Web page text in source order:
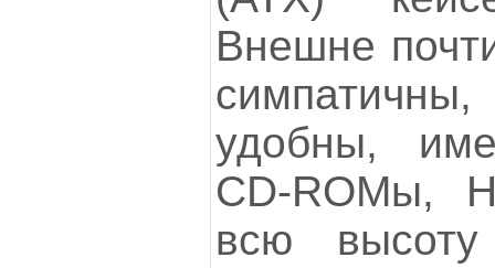
Внешне
удобны,
CD-ROMы,
всю